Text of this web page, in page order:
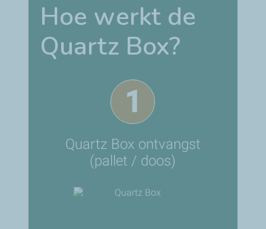
Hoe werkt de
Quartz Box?
1
Quartz Box ontvangst
(pallet / doos)